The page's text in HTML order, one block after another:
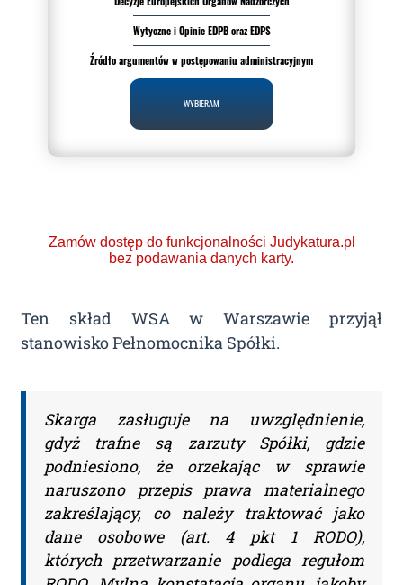
Wytyczne i Opinie EDPB oraz EDPS
Źródło argumentów w postępowaniu administracyjnym
WYBIERAM
Zamów dostęp do funkcjonalności Judykatura.pl
bez podawania danych karty.
o Ochronie Danych
Osobowych (RODO).
Codzienna aktualizacja
bazy orzeczeń.
Teraz zamawiasz Szkolenie RODO -
Ten skład WSA w Warszawie przyjął
stanowisko Pełnomocnika Spółki.
Skarga zasługuje na uwzględnienie,
gdyż trafne są zarzuty Spółki, gdzie
podniesiono, że orzekając w sprawie
naruszono przepis prawa materialnego
zakreślający, co należy traktować jako
dane osobowe (art. 4 pkt 1 RODO),
których przetwarzanie podlega regułom